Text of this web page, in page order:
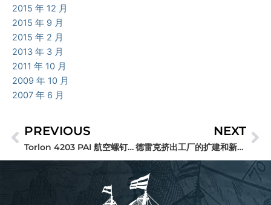
2015 年 12 月
2015 年 9 月
2015 年 2 月
2013 年 3 月
2011 年 10 月
2009 年 10 月
2007 年 6 月
Prev
PREVIOUS
Torlon 4203 PAI 航空螺钉对雷达不可见
NEXT
德雷克挤出工厂的扩建和新建筑的开工建设